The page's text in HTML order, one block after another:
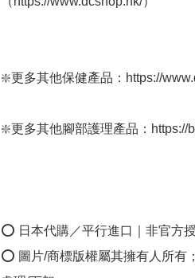
❇️更多其他保健產品：https://
❇️更多其他腳部護理產品：https://
⭕ 日本代購／平行進口｜非官方
⭕ 圖片/商標版權屬其擁有人所有